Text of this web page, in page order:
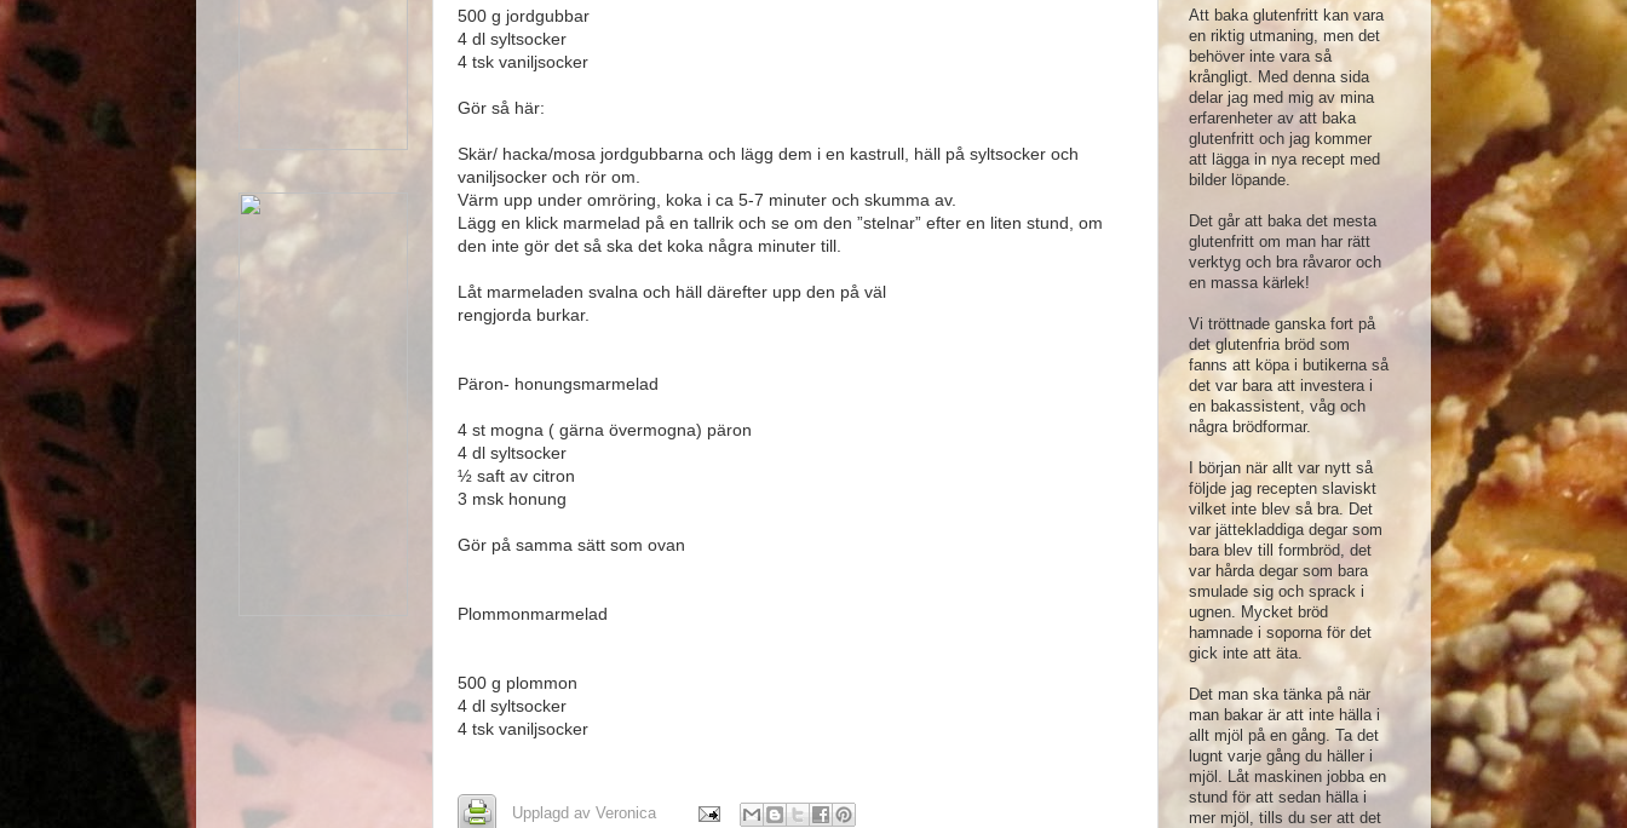
500 g jordgubbar
4 dl syltsocker
4 tsk vaniljsocker
Gör så här:
Skär/ hacka/mosa jordgubbarna och lägg dem i en kastrull, häll på syltsocker och
vaniljsocker och rör om.
Värm upp under omröring, koka i ca 5-7 minuter och skumma av.
Lägg en klick marmelad på en tallrik och se om den ”stelnar” efter en liten stund, om
den inte gör det så ska det koka några minuter till.
Låt marmeladen svalna och häll därefter upp den på väl
rengjorda burkar.
Päron- honungsmarmelad
4 st mogna ( gärna övermogna) päron
4 dl syltsocker
½ saft av citron
3 msk honung
Gör på samma sätt som ovan
Plommonmarmelad
500 g plommon
4 dl syltsocker
4 tsk vaniljsocker
Upplagd av Veronica
Att baka glutenfritt kan vara
en riktig utmaning, men det
behöver inte vara så
krångligt. Med denna sida
delar jag med mig av mina
erfarenheter av att baka
glutenfritt och jag kommer
att lägga in nya recept med
bilder löpande.
Det går att baka det mesta
glutenfritt om man har rätt
verktyg och bra råvaror och
en massa kärlek!
Vi tröttnade ganska fort på
det glutenfria bröd som
fanns att köpa i butikerna så
det var bara att investera i
en bakassistent, våg och
några brödformar.
I början när allt var nytt så
följde jag recepten slaviskt
vilket inte blev så bra. Det
var jättekladdiga degar som
bara blev till formbröd, det
var hårda degar som bara
smulade sig och sprack i
ugnen. Mycket bröd
hamnade i soporna för det
gick inte att äta.
Det man ska tänka på när
man bakar är att inte hälla i
allt mjöl på en gång. Ta det
lugnt varje gång du häller i
mjöl. Låt maskinen jobba en
stund för att sedan hälla i
mer mjöl, tills du ser att det